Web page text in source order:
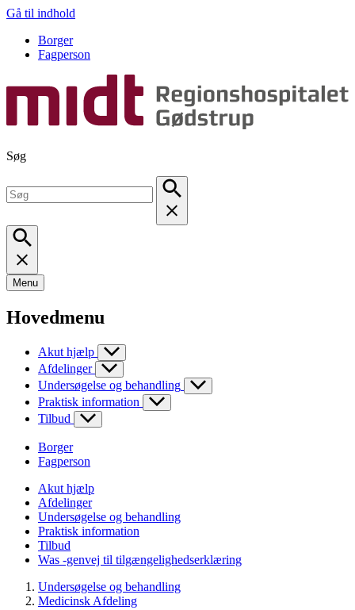
Gå til indhold
Borger
Fagperson
Søg
Menu
Hovedmenu
Akut hjælp
Afdelinger
Undersøgelse og behandling
Praktisk information
Tilbud
Borger
Fagperson
Akut hjælp
Afdelinger
Undersøgelse og behandling
Praktisk information
Tilbud
Was -genvej til tilgængelighedserklæring
Undersøgelse og behandling
Medicinsk Afdeling